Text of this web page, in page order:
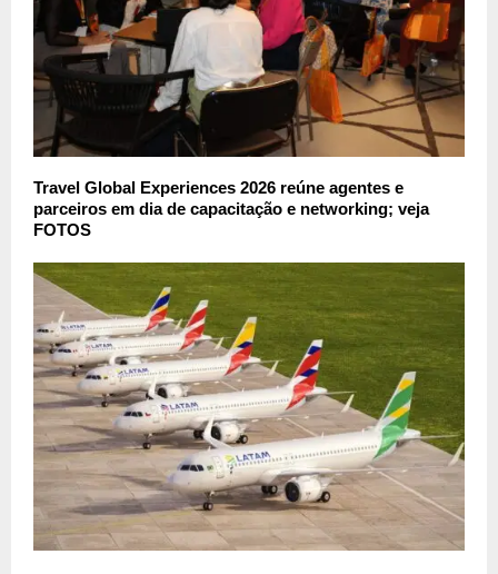
Travel Global Experiences 2026 reúne agentes e
parceiros em dia de capacitação e networking; veja
FOTOS